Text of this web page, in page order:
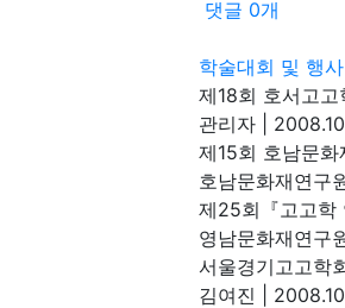
댓글 0개
학술대회 및 행사
제18회 호서고
관리자
제15회 호남문
호남문화재연구
제25회『고고학
영남문화재연구
서울경기고고학
김여진